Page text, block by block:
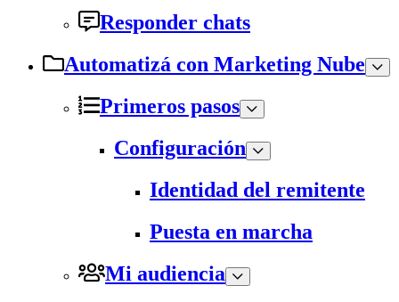
Responder chats
Automatizá con Marketing Nube
Primeros pasos
Configuración
Identidad del remitente
Puesta en marcha
Mi audiencia